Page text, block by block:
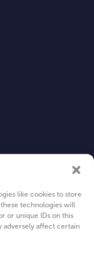
like cookies to store
technologies will
or unique IDs on this
adversely affect certain